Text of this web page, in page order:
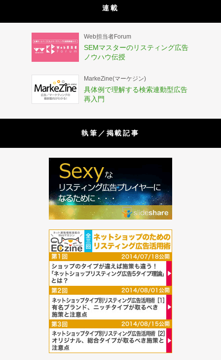
連載
Web担当者Forum
SEMマスターのリスティング広告
ノウハウ伝授
MarkeZine(マーケジン)
具体例で理解する検索連動型広告
再入門
執筆／掲載記事